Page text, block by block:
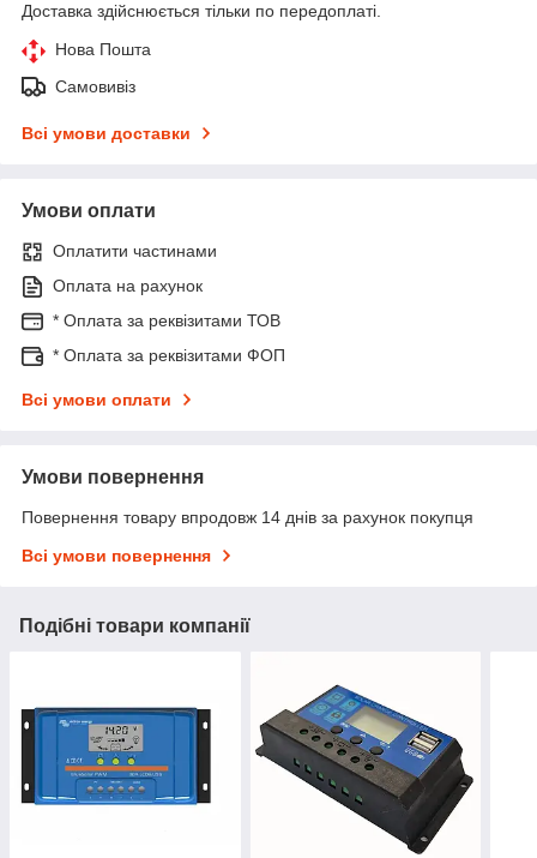
Доставка здійснюється тільки по передоплаті.
Нова Пошта
Самовивіз
Всі умови доставки
Умови оплати
Оплатити частинами
Оплата на рахунок
* Оплата за реквізитами ТОВ
* Оплата за реквізитами ФОП
Всі умови оплати
Умови повернення
Повернення товару впродовж 14 днів за рахунок покупця
Всі умови повернення
Подібні товари компанії